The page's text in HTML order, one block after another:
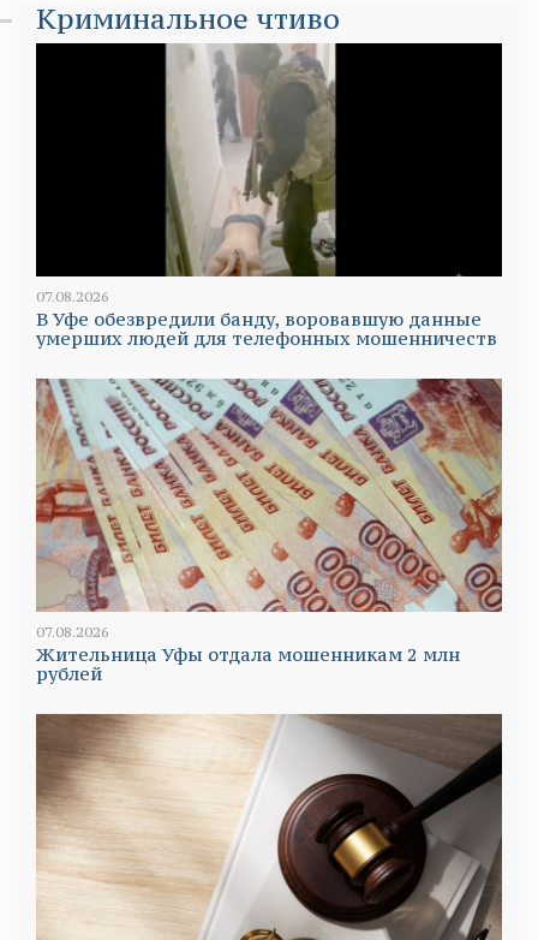
Криминальное чтиво
07.08.2026
В Уфе обезвредили банду, воровавшую данные
умерших людей для телефонных мошенничеств
07.08.2026
Жительница Уфы отдала мошенникам 2 млн
рублей